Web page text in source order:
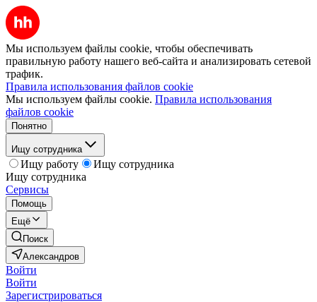
Мы используем файлы cookie, чтобы обеспечивать
правильную работу нашего веб-сайта и анализировать сетевой
трафик.
Правила использования файлов cookie
Мы используем файлы cookie. Правила использования
файлов cookie
Понятно
Ищу сотрудника
Ищу работу
Ищу сотрудника
Ищу сотрудника
Сервисы
Помощь
Ещё
Поиск
Александров
Войти
Войти
Зарегистрироваться